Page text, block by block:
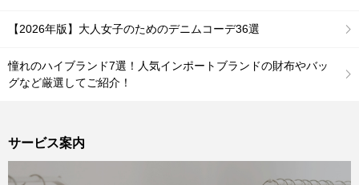
【2026年版】大人女子のためのデニムコーデ36選
憧れのハイブランド7選！人気インポートブランドの財布やバッ
グなど厳選してご紹介！
サービス案内